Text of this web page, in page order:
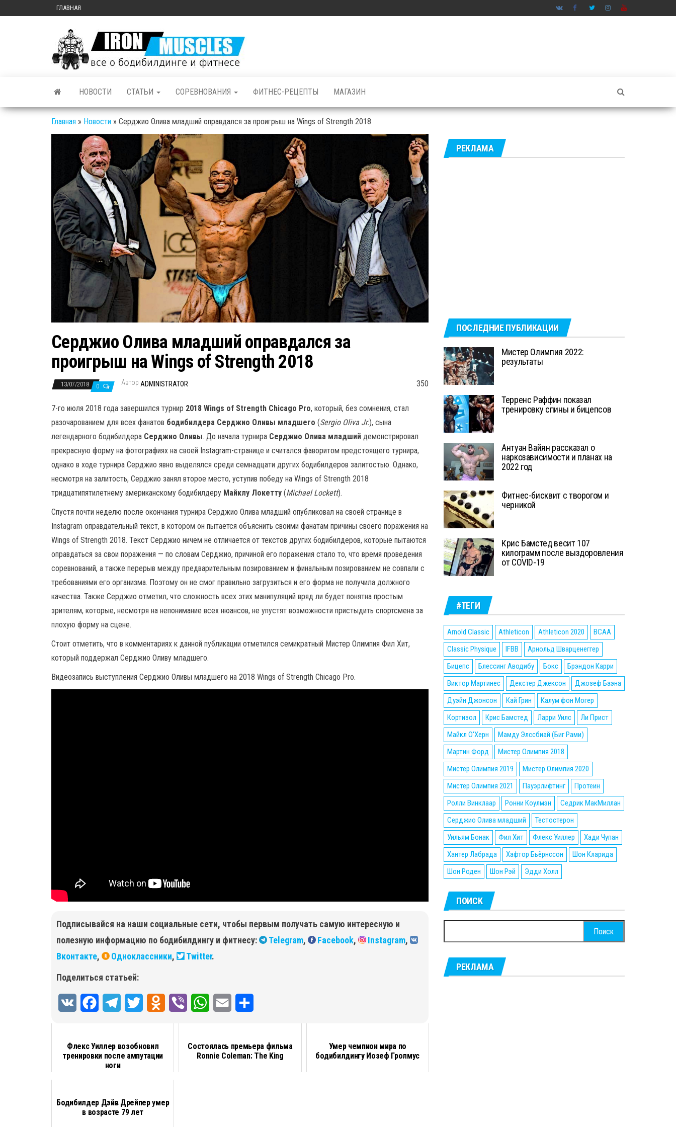
ГЛАВНАЯ
и фитнесе
НОВОСТИ СТАТЬИ СОРЕВНОВАНИЯ ФИТНЕС-РЕЦЕПТЫ МАГАЗИН
Главная » Новости » Серджио Олива младший оправдался за проигрыш на Wings of Strength 2018
Серджио Олива младший оправдался за
проигрыш на Wings of Strength 2018
13/07/2018 0 Автор ADMINISTRATOR 350
7-го июля 2018 года завершился турнир 2018 Wings of Strength Chicago Pro, который, без сомнения, стал
разочарованием для всех фанатов бодибилдера Серджио Оливы младшего (Sergio Oliva Jr.), сына
легендарного бодибилдера Серджио Оливы. До начала турнира Серджио Олива младший демонстрировал
прекрасную форму на фотографиях на своей Instagram-странице и считался фаворитом предстоящего турнира,
однако в ходе турнира Серджио явно выделялся среди семнадцати других бодибилдеров залитостью. Однако,
несмотря на залитость, Серджио занял второе место, уступив победу на Wings of Strength 2018
тридцатипятилетнему американскому бодибилдеру Майклу Локетту (Michael Lockett).
Спустя почти неделю после окончания турнира Серджио Олива младший опубликовал на своей странице в
Instagram оправдательный текст, в котором он пытается объяснить своими фанатам причины своего поражения на
Wings of Strength 2018. Текст Серджио ничем не отличается от текстов других бодибилдеров, которые пытаются
оправдаться за свои поражения — по словам Серджио, причиной его поражения стало то, что время проведения
соревнований, а также перерыв между предварительным позированием и финальным позированием не совпали с
требованиями его организма. Поэтому он не смог правильно загрузиться и его форма не получила должного
качества. Также Серджио отметил, что сложность всех этих манипуляций вряд ли будет понятна простым
зрителям, которые, несмотря на непонимание всех нюансов, не упустят возможности пристыдить спортсмена за
плохую форму на сцене.
Стоит отметить, что в комментариях к данной публикации отметился семикратный Мистер Олимпия Фил Хит,
который поддержал Серджио Оливу младшего.
Видеозапись выступления Серджио Оливы младшего на 2018 Wings of Strength Chicago Pro.
Подписывайся на наши социальные сети, чтобы первым получать самую интересную и
полезную информацию по бодибилдингу и фитнесу:
Telegram, Facebook, Instagram,
Вконтакте, Одноклассники, Twitter.
Поделиться статьей:
e
o
e
a
t
r
t
i
р
Флекс Уиллер возобновил
тренировки после ампутации
ноги
Состоялась премьера фильма
Ronnie Coleman: The King
Умер чемпион мира по
бодибилдингу Иозеф Гролмус
Бодибилдер Дэйв Дрейпер умер
в возрасте 79 лет
РЕКЛАМА
ПОСЛЕДНИЕ ПУБЛИКАЦИИ
Мистер Олимпия 2022:
результаты
Терренс Раффин показал
тренировку спины и бицепсов
Антуан Вайян рассказал о
наркозависимости и планах на
2022 год
Фитнес-бисквит с творогом и
черникой
Крис Бамстед весит 107
килограмм после выздоровления
от COVID-19
#ТЕГИ
Arnold Classic Athleticon Athleticon 2020
BCAA
Classic Physique
IFBB
Арнольд Шварценеггер
Бицепс
Блессинг Аводибу Бокс
Брэндон Карри
Виктор Мартинес
Декстер Джексон
Джозеф Баэна
Дуэйн Джонсон
Кай Грин
Калум фон Могер
Кортизол
Крис Бамстед Ларри Уилс
Ли Прист
Майкл О'Херн
Мамду Элссбиай (Биг Рами)
Мартин Форд
Мистер Олимпия 2018
Мистер Олимпия 2019
Мистер Олимпия 2020
Мистер Олимпия 2021
Пауэрлифтинг
Протеин
Ролли Винклаар
Ронни Коулмэн
Седрик МакМиллан
Серджио Олива младший
Тестостерон
Уильям Бонак
Фил Хит Флекс Уиллер
Хади Чупан
Хантер Лабрада
Хафтор Бьёрнссон
Шон Кларида
Шон Роден
Шон Рэй Эдди Холл
ПОИСК
РЕКЛАМА